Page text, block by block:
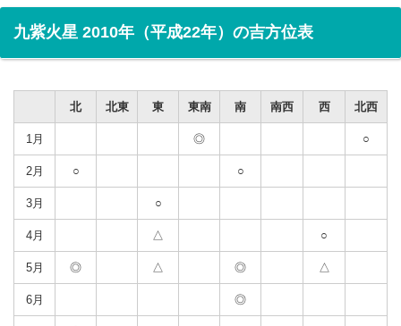
九紫火星 2010年（平成22年）の吉方位表
北 北東 東 東南 南 南西 西 北西
1月 ◎ ○
2月 ○ ○
3月 ○
4月 △ ○
5月 ◎ △ ◎ △
6月 ◎